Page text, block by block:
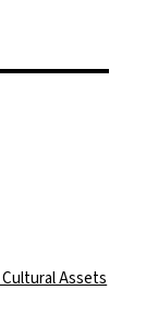
Assets